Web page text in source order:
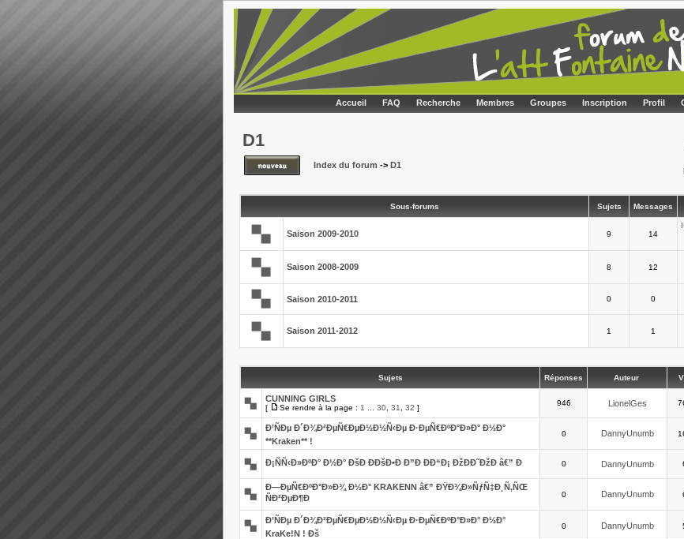
Accueil FAQ Recherche Membres Groupes Inscription Profil
D1
Index du forum -> D1
Sous-forums Sujets Messages
Saison 2009-2010 9 14
Saison 2008-2009 8 12
Saison 2010-2011 0 0
Saison 2011-2012 1 1
Sujets Réponses Auteur
CUNNING GIRLS
[ Se rendre à la page : 1 30 31 32 ]
946 LionelGes
Ð’ÑÐµ Ð´Ð¾Ð²ÐµÑ€ÐµÐ½Ð½Ñ‹Ðµ Ð·ÐµÑ€ÐºÐ°Ð»Ð° Ð½Ð°
**Kraken** !
0 DannyUnumb
Ð¡ÑÑ‹Ð»ÐºÐ° Ð½Ð° ÐšÐ ÐÐšÐ•Ð Ð”Ð ÐÐ“Ð¡ ÐžÐÐ˜ÐžÐ â€” Ð 0 DannyUnumb
Ð—ÐµÑ€ÐºÐ°Ð»Ð¾ Ð½Ð° KRAKENN â€” ÐŸÐ¾Ð»ÑƒÑ‡Ð¸Ñ‚ÑŒ
ÑÐ²ÐµÐ¶Ð
0 DannyUnumb
Ð’ÑÐµ Ð´Ð¾Ð²ÐµÑ€ÐµÐ½Ð½Ñ‹Ðµ Ð·ÐµÑ€ÐºÐ°Ð»Ð° Ð½Ð°
KraKe!N ! Ðš
0 DannyUnumb